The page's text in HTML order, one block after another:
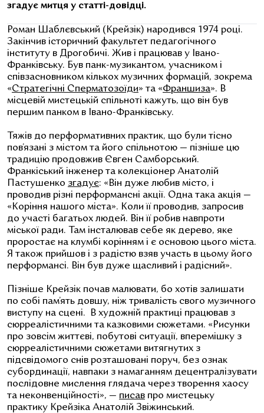
згадує митця у статті-довідці.
Роман Шаблєвський (Крейзік) народився 1974 році.
Закінчив історичний факультет педагогічного
інституту в Дрогобичі. Жив і працював у Івано-
Франківську. Був панк-музикантом, учасником і
співзасновником кількох музичних формацій, зокрема
«Стратегічні Сперматозоїди» та «Франшиза». В
місцевій мистецькій спільноті кажуть, що він був
першим панком в Івано-Франківську.
Тяжів до перформативних практик, що були тісно
пов’язані з містом та його спільнотою — пізніше цю
традицію продовжив Євген Самборський.
Франкіський інженер та колекціонер Анатолій
Пастушенко згадує: « Він дуже любив місто, і
проводив різні перформансні акції. Одна така акція —
«Коріння нашого міста». Коли її проводив, запросив
до участі багатьох людей. Він її робив навпроти
міської ради. Там інсталював себе як дерево, яке
проростає на клумбі корінням і є основою цього міста.
Я також прийшов і з радістю взяв участь в цьому його
перформансі. Він був дуже щасливий і радісний».
Пізніше Крейзік почав малювати, бо хотів залишати
по собі пам’ять довшу, ніж тривалість свого музичного
виступу на сцені. В художній практиці працював з
сюрреалістичними та казковими сюжетами. « Рисунки
про зовсім життєві, побутові ситуації, вперемішку з
сюрреалістичними сюжетами витягнутих з
підсвідомого снів розташовані поруч, без ознак
субординації, навпаки з намаганням децентралізувати
послідовне мислення глядача через творення хаосу
та неконвенційності», — писав про мистецьку
практику Крейзіка Анатолій Звіжинський.